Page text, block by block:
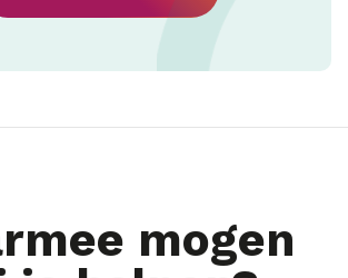
mogen